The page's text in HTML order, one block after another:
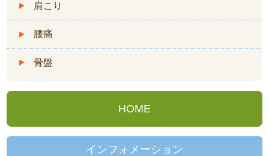
肩こり
腰痛
骨盤
HOME
インフォメーション